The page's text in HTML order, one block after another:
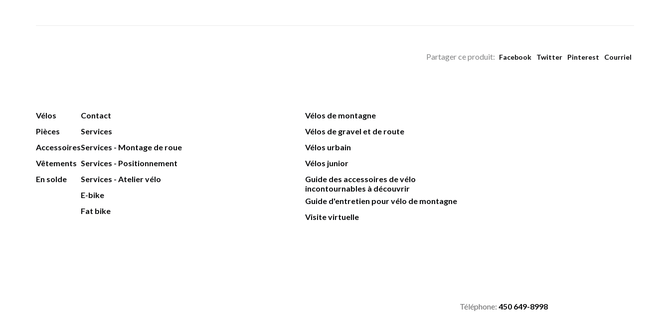
Partager ce produit: Facebook Twitter Pinterest Courriel
Vélos
Pièces
Accessoires
Vêtements
En solde
Contact
Services
Services - Montage de roue
Services - Positionnement
Services - Atelier vélo
E-bike
Fat bike
Vélos de montagne
Vélos de gravel et de route
Vélos urbain
Vélos junior
Guide des accessoires de vélo
incontournables à découvrir
Guide d'entretien pour vélo de montagne
Visite virtuelle
Téléphone: 450 649-8998